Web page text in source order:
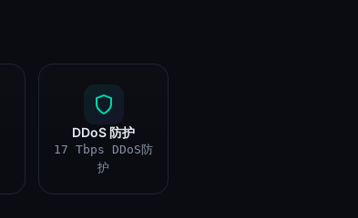
DDoS 防护
17 Tbps DDoS防
护